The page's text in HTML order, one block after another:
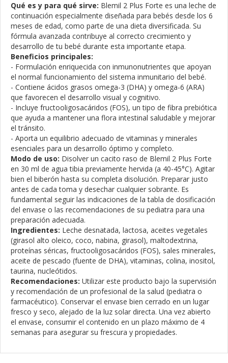
Qué es y para qué sirve: Blemil 2 Plus Forte es una leche de
continuación especialmente diseñada para bebés desde los 6
meses de edad, como parte de una dieta diversificada. Su
fórmula avanzada contribuye al correcto crecimiento y
desarrollo de tu bebé durante esta importante etapa.
Beneficios principales:
- Formulación enriquecida con inmunonutrientes que apoyan
el normal funcionamiento del sistema inmunitario del bebé.
- Contiene ácidos grasos omega-3 (DHA) y omega-6 (ARA)
que favorecen el desarrollo visual y cognitivo.
- Incluye fructooligosacáridos (FOS), un tipo de fibra prebiótica
que ayuda a mantener una flora intestinal saludable y mejorar
el tránsito.
- Aporta un equilibrio adecuado de vitaminas y minerales
esenciales para un desarrollo óptimo y completo.
Modo de uso: Disolver un cacito raso de Blemil 2 Plus Forte
en 30 ml de agua tibia previamente hervida (a 40-45°C). Agitar
bien el biberón hasta su completa disolución. Preparar justo
antes de cada toma y desechar cualquier sobrante. Es
fundamental seguir las indicaciones de la tabla de dosificación
del envase o las recomendaciones de su pediatra para una
preparación adecuada.
Ingredientes: Leche desnatada, lactosa, aceites vegetales
(girasol alto oleico, coco, nabina, girasol), maltodextrina,
proteínas séricas, fructooligosacáridos (FOS), sales minerales,
aceite de pescado (fuente de DHA), vitaminas, colina, inositol,
taurina, nucleótidos.
Recomendaciones: Utilizar este producto bajo la supervisión
y recomendación de un profesional de la salud (pediatra o
farmacéutico). Conservar el envase bien cerrado en un lugar
fresco y seco, alejado de la luz solar directa. Una vez abierto
el envase, consumir el contenido en un plazo máximo de 4
semanas para asegurar su frescura y propiedades.